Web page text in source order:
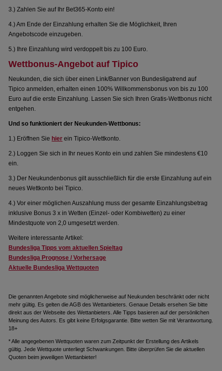
3.) Zahlen Sie auf Ihr Bet365-Konto ein!
4.) Am Ende der Einzahlung erhalten Sie die Möglichkeit, Ihren
Angebotscode einzugeben.
5.) Ihre Einzahlung wird verdoppelt bis zu 100 Euro.
Wettbonus-Angebot auf Tipico
Neukunden, die sich über einen Link/Banner von Bundesligatrend auf
Tipico anmelden, erhalten einen 100% Willkommensbonus von bis zu 100
Euro auf die erste Einzahlung. Lassen Sie sich Ihren Gratis-Wettbonus nicht
entgehen.
Und so funktioniert der Neukunden-Wettbonus:
1.) Eröffnen Sie hier ein Tipico-Wettkonto.
2.) Loggen Sie sich in Ihr neues Konto ein und zahlen Sie mindestens €10
ein.
3.) Der Neukundenbonus gilt ausschließlich für die erste Einzahlung auf ein
neues Wettkonto bei Tipico.
4.) Vor einer möglichen Auszahlung muss der gesamte Einzahlungsbetrag
inklusive Bonus 3 x in Wetten (Einzel- oder Kombiwetten) zu einer
Mindestquote von 2,0 umgesetzt werden.
Weitere interessante Artikel:
Bundesliga Tipps vom aktuellen Spieltag
Bundesliga Prognose / Vorhersage
Aktuelle Bundesliga Wettquoten
Die genannten Angebote sind möglicherweise auf Neukunden beschränkt oder nicht
mehr gültig. Es gelten die AGB des Wettanbieters. Genaue Details ersehen Sie bitte
direkt aus der Webseite des Wettanbieters. Alle Tipps basieren auf der persönlichen
Meinung des Autors. Es gibt keine Erfolgsgarantie. Bitte wetten Sie mit Verantwortung.
18+
* Alle angegebenen Wettquoten waren zum Zeitpunkt der Erstellung des Artikels
gültig. Jede Wettquote unterliegt Schwankungen. Bitte überprüfen Sie die aktuellen
Quoten beim jeweiligen Wettanbieter!